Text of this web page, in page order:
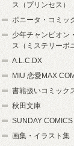
ス（プリンセス）
ボニータ・コミッ
少年チャンピオン
ス（ミステリーボ
A.L.C.DX
MIU 恋愛MAX
書籍扱いコミック
秋田文庫
SUNDAY COMICS
画集・イラスト集